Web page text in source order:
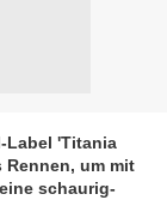
Label 'Titania
Rennen, um mit
schaurig-